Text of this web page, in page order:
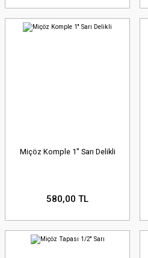
Miçöz Komple 1'' Sarı Delikli
580,00 TL